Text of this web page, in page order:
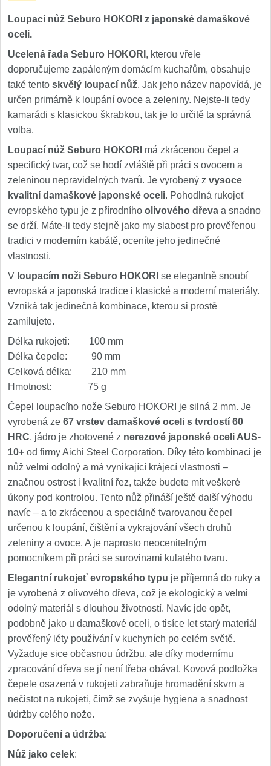
Nože Seburo HOGANI
Nože Seburo WEST
Nože Tojiro
Nože Tojiro Shippu 2
Nože Tojiro Zen
Nože Samura
Nože Samura MO-V 4
Nože Samura Bamboo 1
Ostřiče nožů V-Sharp
Brúsky na nože
Brúsne kamene
Doplnky a diely 3
Dopredaj 11
Loupací nůž Seburo HOKORI z japonské damaškové
oceli.
Ucelená řada Seburo HOKORI , kterou vřele
doporučujeme zapáleným domácím kuchařům, obsahuje
také tento skvělý loupací nůž. Jak jeho název napovídá, je
určen primárně k loupání ovoce a zeleniny. Nejste-li tedy
kamarádi s klasickou škrabkou, tak je to určitě ta správná
volba.
Loupací nůž Seburo HOKORI má zkrácenou čepel a
specifický tvar, což se hodí zvláště při práci s ovocem a
zeleninou nepravidelných tvarů. Je vyrobený z vysoce
kvalitní damaškové japonské oceli. Pohodlná rukojeť
evropského typu je z přírodního olivového dřeva a snadno
se drží. Máte-li tedy stejně jako my slabost pro prověřenou
tradici v moderním kabátě, oceníte jeho jedinečné
vlastnosti.
V loupacím noži Seburo HOKORI se elegantně snoubí
evropská a japonská tradice i klasické a moderní materiály.
Vzniká tak jedinečná kombinace, kterou si prostě
zamilujete.
Délka rukojeti: 100 mm
Délka čepele: 90 mm
Celková délka: 210 mm
Hmotnost: 75 g
Čepel loupacího nože Seburo HOKORI je silná 2 mm. Je
vyrobená ze 67 vrstev damaškové oceli s tvrdostí 60
HRC, jádro je zhotovené z nerezové japonské oceli AUS-
10+ od firmy Aichi Steel Corporation. Díky této kombinaci je
nůž velmi odolný a má vynikající krájecí vlastnosti –
značnou ostrost i kvalitní řez, takže budete mít veškeré
úkony pod kontrolou. Tento nůž přináší ještě další výhodu
navíc – a to zkrácenou a speciálně tvarovanou čepel
určenou k loupání, čištění a vykrajování všech druhů
zeleniny a ovoce. A je naprosto neocenitelným
pomocníkem při práci se surovinami kulatého tvaru.
Elegantní rukojeť evropského typu je příjemná do ruky a
je vyrobená z olivového dřeva, což je ekologický a velmi
odolný materiál s dlouhou životností. Navíc jde opět,
podobně jako u damaškové oceli, o tisíce let starý materiál
prověřený léty používání v kuchyních po celém světě.
Vyžaduje sice občasnou údržbu, ale díky modernímu
zpracování dřeva se jí není třeba obávat. Kovová podložka
čepele osazená v rukojeti zabraňuje hromadění skvrn a
nečistot na rukojeti, čímž se zvyšuje hygiena a snadnost
údržby celého nože.
Doporučení a údržba:
Nůž jako celek: